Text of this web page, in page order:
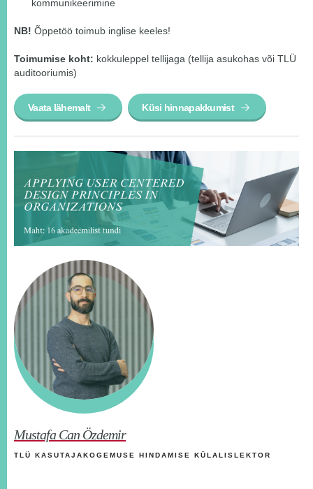
kommunikeerimine
NB! Õppetöö toimub inglise keeles!
Toimumise koht: kokkuleppel tellijaga (tellija asukohas või TLÜ
auditooriumis)
Vaata lähemalt Küsi hinnapakkumist
Mustafa Can Özdemir
TLÜ KASUTAJAKOGEMUSE HINDAMISE KÜLALISLEKTOR